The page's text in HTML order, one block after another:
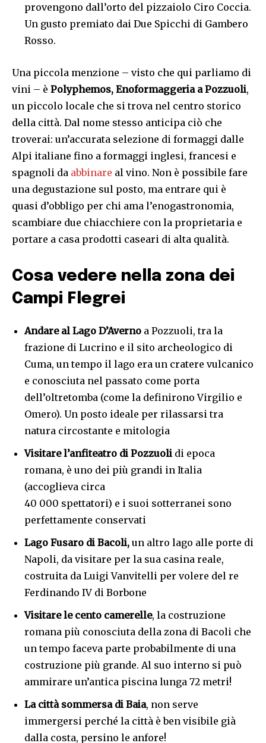
provengono dall’orto del pizzaiolo Ciro Coccia.
Un gusto premiato dai Due Spicchi di Gambero
Rosso.
Una piccola menzione – visto che qui parliamo di
vini – è Polyphemos, Enoformaggeria a Pozzuoli,
un piccolo locale che si trova nel centro storico
della città. Dal nome stesso anticipa ciò che
troverai: un’accurata selezione di formaggi dalle
Alpi italiane fino a formaggi inglesi, francesi e
spagnoli da abbinare al vino. Non è possibile fare
una degustazione sul posto, ma entrare qui è
quasi d’obbligo per chi ama l’enogastronomia,
scambiare due chiacchiere con la proprietaria e
portare a casa prodotti caseari di alta qualità.
Cosa vedere nella zona dei
Campi Flegrei
Andare al Lago D’Averno a Pozzuoli, tra la
frazione di Lucrino e il sito archeologico di
Cuma, un tempo il lago era un cratere vulcanico
e conosciuta nel passato come porta
dell’oltretomba (come la definirono Virgilio e
Omero). Un posto ideale per rilassarsi tra
natura circostante e mitologia
Visitare l’anfiteatro di Pozzuoli di epoca
romana, è uno dei più grandi in Italia
(accoglieva circa
40 000 spettatori) e i suoi sotterranei sono
perfettamente conservati
Lago Fusaro di Bacoli, un altro lago alle porte di
Napoli, da visitare per la sua casina reale,
costruita da Luigi Vanvitelli per volere del re
Ferdinando IV di Borbone
Visitare le cento camerelle, la costruzione
romana più conosciuta della zona di Bacoli che
un tempo faceva parte probabilmente di una
costruzione più grande. Al suo interno si può
ammirare un’antica piscina lunga 72 metri!
La città sommersa di Baia, non serve
immergersi perché la città è ben visibile già
dalla costa, persino le anfore!